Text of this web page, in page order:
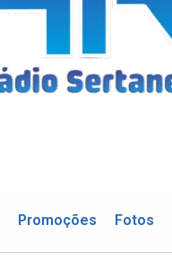
Promoções Fotos